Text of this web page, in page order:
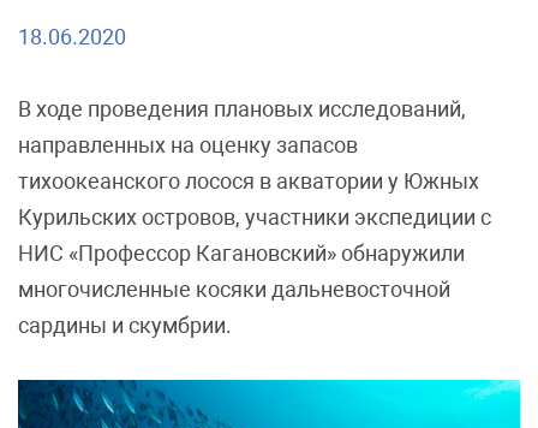
18.06.2020
В ходе проведения плановых исследований,
направленных на оценку запасов
тихоокеанского лосося в акватории у Южных
Курильских островов, участники экспедиции с
НИС «Профессор Кагановский» обнаружили
многочисленные косяки дальневосточной
сардины и скумбрии.